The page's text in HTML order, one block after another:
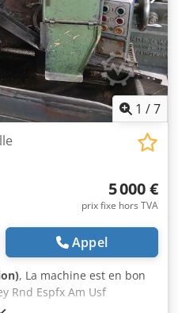
1 /7
5 000 €
prix fixe hors TVA
Appel
, La machine est en bon
Rnd Espfx Am Usf